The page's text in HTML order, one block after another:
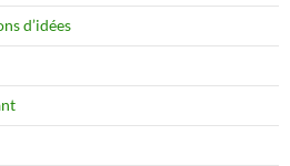
d’idées